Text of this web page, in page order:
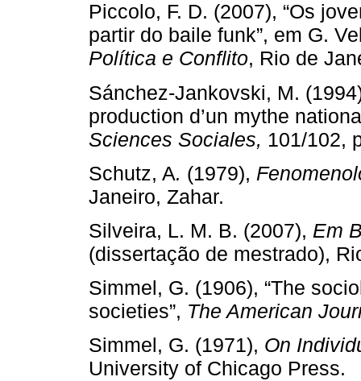
Piccolo, F. D. (2007), “Os
partir do baile funk”, em G.
Política e Conflito, Rio de
Sánchez-Jankovski, M.
production d’un mythe
Sciences Sociales, 101/102,
Schutz, A. (1979),
Janeiro, Zahar.
Silveira, L. M. B. (2007), Em
(dissertação de mestrado),
Simmel, G. (1906), “The
societies”, The American
Simmel, G. (1971), On
University of Chicago Press.